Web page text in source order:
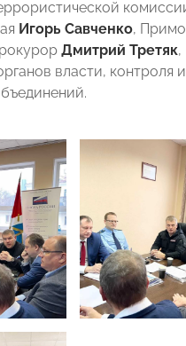
Игорь Савченко,
Дмитрий Третяк,
власти, контроля